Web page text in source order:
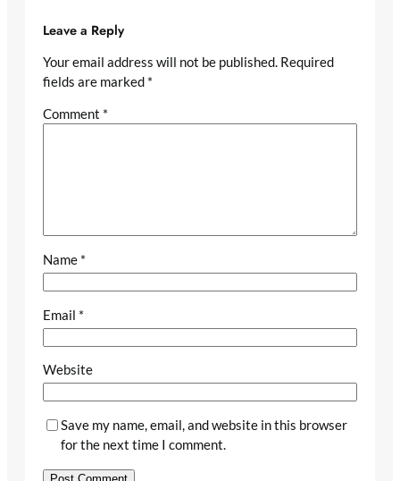
Leave a Reply
Your email address will not be published. Required
fields are marked *
Comment *
Name *
Email *
Website
Save my name, email, and website in this browser
for the next time I comment.